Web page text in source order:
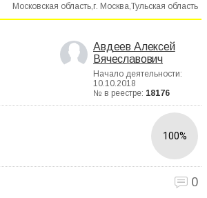
Московская область,г. Москва,Тульская область
Авдеев Алексей
Вячеславович
Начало деятельности:
10.10.2018
№ в реестре: 18176
100%
0